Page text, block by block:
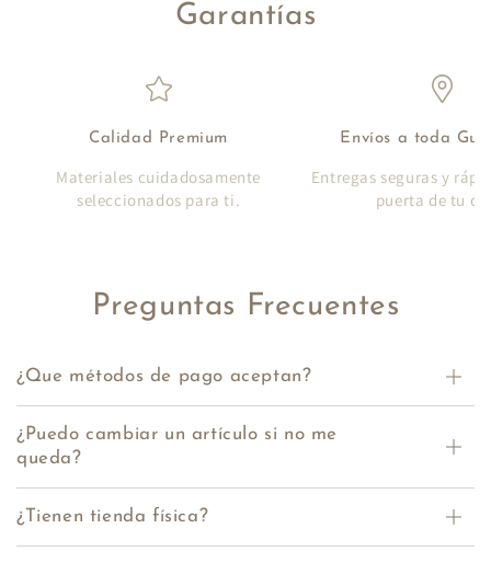
Garantías
Calidad Premium
Materiales cuidadosamente
seleccionados para ti.
Envíos a toda
Entregas seguras y
puerta de tu
Preguntas Frecuentes
¿Que métodos de pago aceptan?
¿Puedo cambiar un artículo si no me
queda?
¿Tienen tienda física?